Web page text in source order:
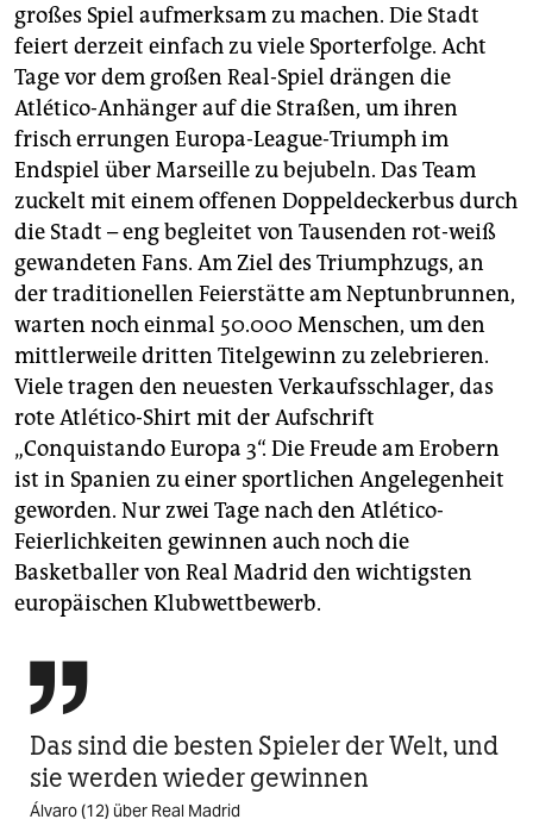
großes Spiel aufmerksam zu machen. Die Stadt
feiert derzeit einfach zu viele Sporterfolge. Acht
Tage vor dem großen Real-Spiel drängen die
Atlético-Anhänger auf die Straßen, um ihren
frisch errungen Europa-League-Triumph im
Endspiel über Marseille zu bejubeln. Das Team
zuckelt mit einem offenen Doppeldeckerbus durch
die Stadt – eng begleitet von Tausenden rot-weiß
gewandeten Fans. Am Ziel des Triumphzugs, an
der traditionellen Feierstätte am Neptunbrunnen,
warten noch einmal 50.000 Menschen, um den
mittlerweile dritten Titelgewinn zu zelebrieren.
Viele tragen den neuesten Verkaufsschlager, das
rote Atlético-Shirt mit der Aufschrift
„Conquistando Europa 3“. Die Freude am Erobern
ist in Spanien zu einer sportlichen Angelegenheit
geworden. Nur zwei Tage nach den Atlético-
Feierlichkeiten gewinnen auch noch die
Basketballer von Real Madrid den wichtigsten
europäischen Klubwettbewerb.

Das sind die besten Spieler der Welt, und
sie werden wieder gewinnen
Álvaro (12) über Real Madrid